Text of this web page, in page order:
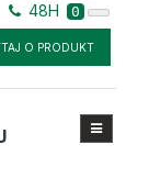
48H 0
O PRODUKT